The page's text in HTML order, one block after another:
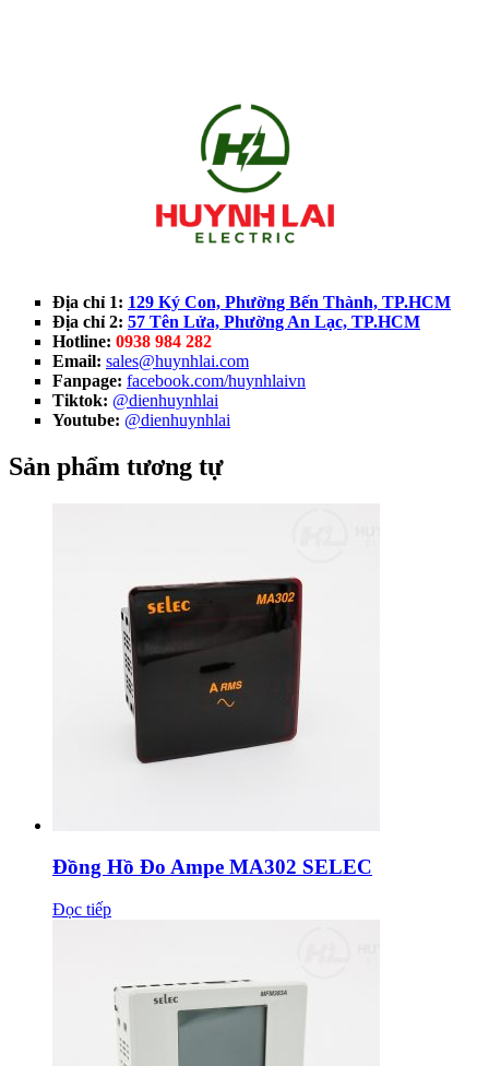
Địa chỉ 1: 129 Ký Con, Phường Bến Thành, TP.HCM
Địa chỉ 2: 57 Tên Lửa, Phường An Lạc, TP.HCM
Hotline: 0938 984 282
Email: sales@huynhlai.com
Fanpage: facebook.com/huynhlaivn
Tiktok: @dienhuynhlai
Youtube: @dienhuynhlai
Sản phẩm tương tự
Đồng Hồ Đo Ampe MA302 SELEC
Đọc tiếp